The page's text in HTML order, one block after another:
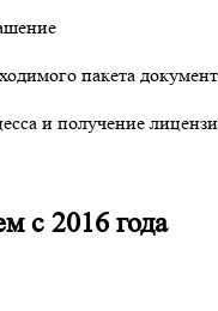
пакета
и получение
с 2016 года